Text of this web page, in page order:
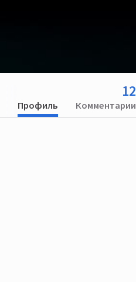
Профиль
12
Комментарии